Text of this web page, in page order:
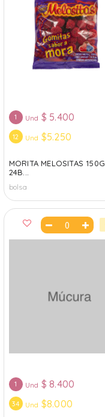
1 Und $ 5.400
12 Und $5.250
MORITA MELOSITAS 150G
24B...
bolsa
1 Und $ 8.400
34 Und $8.000